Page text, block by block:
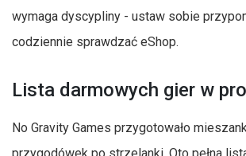
wymaga dyscypliny - ustaw sobie
codziennie sprawdzać eShop.
Lista darmowych gier w
No Gravity Games przygotowało
przygodówek po strzelanki. Oto pełna